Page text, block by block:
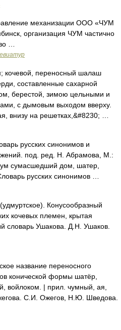
механизации ООО «ЧУМ
организация ЧУМ частично
…
кочевой, переносный шалаш
составленные сахарной
берестой, зимою цельными и
с дымовым выходом вверху.
внизу на решетках,&#8230; …
русских синонимов и
под. ред. Н. Абрамова, М.:
сумасшедший дом, шатер,
русских синонимов …
Конусообразный
кочевых племен, крытая
словарь Ушакова. Д.Н. Ушаков.
название переносного
конической формы шатёр,
войлоком. | прил. чумный, ая,
С.И. Ожегов, Н.Ю. Шведова.